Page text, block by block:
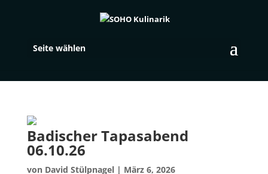
Seite wählen
Badischer Tapasabend
06.10.26
von David Stülpnagel| März 6, 2026